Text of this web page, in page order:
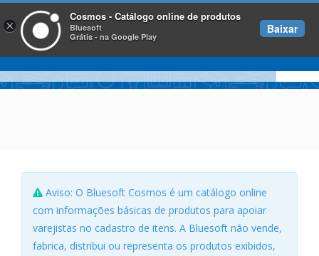
Aviso: O Bluesoft Cosmos é um catálogo online
com informações básicas de produtos para apoiar
varejistas no cadastro de itens. A Bluesoft não vende,
fabrica, distribui ou representa os produtos exibidos,
×
Cosmos - Catálogo online de produtos
Bluesoft
Grátis - na Google Play
Baixar